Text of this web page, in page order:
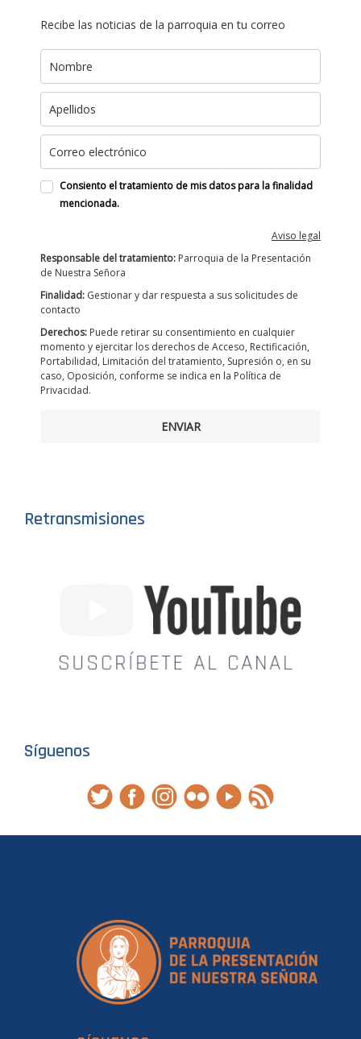
Recibe las noticias de la parroquia en tu correo
Consiento el tratamiento de mis datos para la finalidad
mencionada.
Aviso legal
Responsable del tratamiento: Parroquia de la Presentación
de Nuestra Señora
Finalidad: Gestionar y dar respuesta a sus solicitudes de
contacto
Derechos: Puede retirar su consentimiento en cualquier
momento y ejercitar los derechos de Acceso, Rectificación,
Portabilidad, Limitación del tratamiento, Supresión o, en su
caso, Oposición, conforme se indica en la Política de
Privacidad.
ENVIAR
Retransmisiones
Síguenos